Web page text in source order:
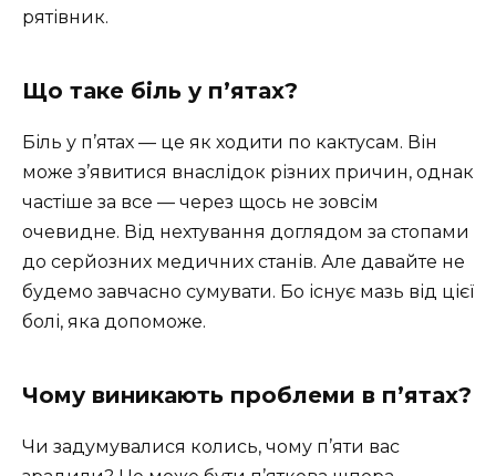
рятівник.
Що таке біль у п’ятах?
Біль у п’ятах — це як ходити по кактусам. Він
може з’явитися внаслідок різних причин, однак
частіше за все — через щось не зовсім
очевидне. Від нехтування доглядом за стопами
до серйозних медичних станів. Але давайте не
будемо завчасно сумувати. Бо існує мазь від цієї
болі, яка допоможе.
Чому виникають проблеми в п’ятах?
Чи задумувалися колись, чому п’яти вас